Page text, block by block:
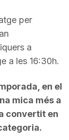
per
a
a les 16:30h.
en el
mica més a
convertit en